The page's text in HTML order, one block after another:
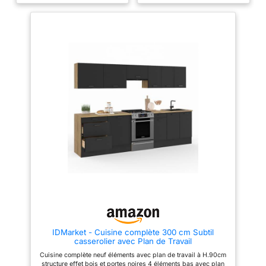
ÉLÉGANTES : Avec une façade
ECO offre un rendu moderne et
apporte une esthétique pure et
lumineuse qui s'intègre
parfaitement à votre intérieur,
créant une ambiance épurée et
contemporaine. MATERIAUX
SOLIDES ET DURABLES :
dans le temps. FACILITÉ
éléments sont pré-percés et
vous recevez un colis unique
inclus. L'installation des
IDMarket - Cuisine complète 300 cm Subtil
casserolier avec Plan de Travail
Cuisine complète neuf éléments avec plan de travail à H.90cm
structure effet bois et portes noires 4 éléments bas avec plan